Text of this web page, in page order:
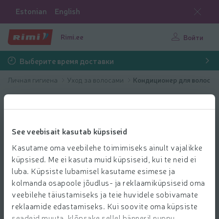
See veebisait kasutab küpsiseid
Kasutame oma veebilehe toimimiseks ainult vajalikke
küpsised. Me ei kasuta muid küpsiseid, kui te neid ei
luba. Küpsiste lubamisel kasutame esimese ja
kolmanda osapoole jõudlus- ja reklaamiküpsiseid oma
veebilehe täiustamiseks ja teie huvidele sobivamate
reklaamide edastamiseks. Kui soovite oma küpsiste
Estonian English
Rimi.ee Войти
Выберите время доставки
Личная гигиена Уход за волосами Кондиционер для волос